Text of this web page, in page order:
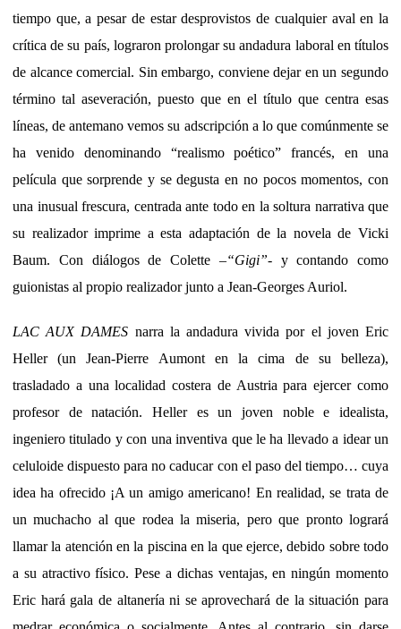
tiempo que, a pesar de estar desprovistos de cualquier aval en la
crítica de su país, lograron prolongar su andadura laboral en títulos
de alcance comercial. Sin embargo, conviene dejar en un segundo
término tal aseveración, puesto que en el título que centra esas
líneas, de antemano vemos su adscripción a lo que comúnmente se
ha venido denominando “realismo poético” francés, en una
película que sorprende y se degusta en no pocos momentos, con
una inusual frescura, centrada ante todo en la soltura narrativa que
su realizador imprime a esta adaptación de la novela de Vicki
Baum. Con diálogos de Colette –“Gigi”- y contando como
guionistas al propio realizador junto a Jean-Georges Auriol.
LAC AUX DAMES narra la andadura vivida por el joven Eric
Heller (un Jean-Pierre Aumont en la cima de su belleza),
trasladado a una localidad costera de Austria para ejercer como
profesor de natación. Heller es un joven noble e idealista,
ingeniero titulado y con una inventiva que le ha llevado a idear un
celuloide dispuesto para no caducar con el paso del tiempo… cuya
idea ha ofrecido ¡A un amigo americano! En realidad, se trata de
un muchacho al que rodea la miseria, pero que pronto logrará
llamar la atención en la piscina en la que ejerce, debido sobre todo
a su atractivo físico. Pese a dichas ventajas, en ningún momento
Eric hará gala de altanería ni se aprovechará de la situación para